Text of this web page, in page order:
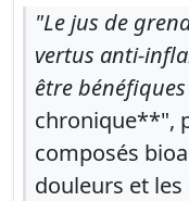
"Le jus de
vertus anti-
être
chronique**",
composés
douleurs et